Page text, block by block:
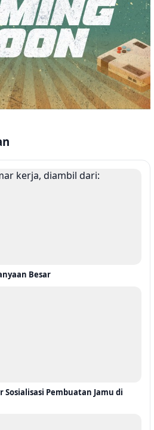
Besar
Sosialisasi Pembuatan Jamu di